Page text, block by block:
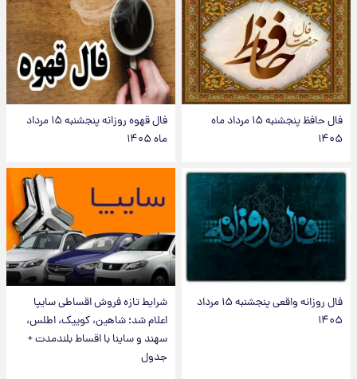
فال حافظ پنجشنبه ۱۵ مرداد ماه
۱۴۰۵
فال قهوه روزانه پنجشنبه ۱۵ مرداد
ماه ۱۴۰۵
فال روزانه واقعی پنجشنبه ۱۵ مرداد
۱۴۰۵
شرایط تازه فروش اقساطی سایپا
اعلام شد؛ شاهین، کوییک، اطلس،
سهند و ساینا با اقساط بلندمدت +
جدول